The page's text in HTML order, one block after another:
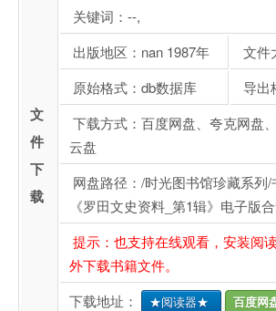
文
件
下
载
关键词：--,
出版地区：nan 1987年
文件
原始格式：db数据库
导出
下载方式：百度网盘、夸克网盘
云盘
网盘路径：/时光图书馆珍藏系列
《罗田文史资料_第1辑》电子版
提示：也支持在线观看，安装阅
外下载书籍文件。
下载地址：
★阅读器★ 百度网